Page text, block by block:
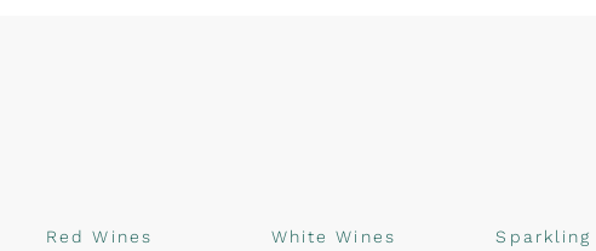
Red Wines White Wines Sparkling